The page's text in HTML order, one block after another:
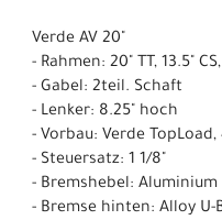
Verde AV 20"
- Rahmen: 20" TT, 13.5" CS,
- Gabel: 2teil. Schaft
- Lenker: 8.25" hoch
- Vorbau: Verde
- Steuersatz: 1 1/8"
- Bremshebel: Aluminium
- Bremse hinten: Alloy U-